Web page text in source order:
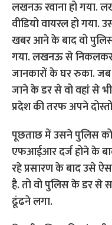
लखनऊ रवाना हो गया.
वीडियो वायरल हो गया.
खबर आने के बाद वो
गया. लखनऊ से निकलकर
जानकारों के घर रुका.
जाने के डर से वो वहां से
प्रदेश की तरफ अपने
पूछताछ में उसने पुलिस को
एफआईआर दर्ज होने के बाद
रहे प्रसारण के बाद उसे
है. तो वो पुलिस के डर से
ढूंढने लगा.